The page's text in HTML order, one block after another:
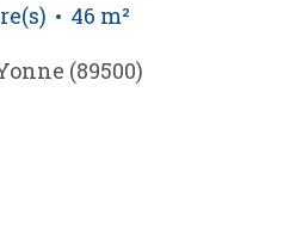
46 m²
(89500)